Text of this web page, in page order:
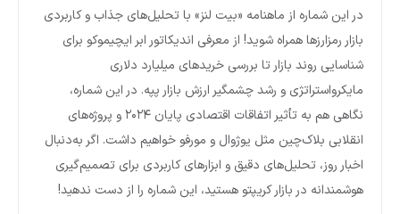
در این شماره از ماهنامه «بیت لنز» با تحلیل‌های جذاب و کاربردی
بازار رمزارزها همراه شوید! از معرفی اندیکاتور ابر ایچیموکو برای
شناسایی روند بازار تا بررسی خریدهای میلیارد دلاری
مایکرواستراتژی و رشد چشمگیر ارزش بازار پپه. در این شماره،
نگاهی هم به تأثیر اتفاقات اقتصادی پایان ۲۰۲۴ و پروژه‌های
انقلابی بلاک‌چین مثل یوژوال و مورفو خواهیم داشت. اگر به‌دنبال
اخبار روز، تحلیل‌های دقیق و ابزارهای کاربردی برای تصمیم‌گیری
هوشمندانه در بازار کریپتو هستید، این شماره را از دست ندهید!